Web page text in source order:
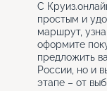
С
простым и
маршрут,
оформите
предложить
России, но и
этапе – от